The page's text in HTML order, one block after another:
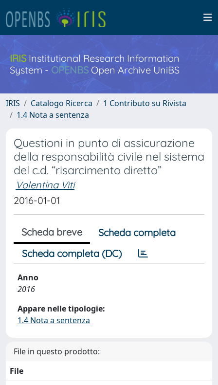
IRISInstitutional Research Information
System - OPENBS Open Archive UniBS
IRIS Catalogo Ricerca
1 Contributo su Rivista
1.4 Nota a sentenza
Questioni in punto di assicurazione
della responsabilità civile nel sistema
del c.d. “risarcimento diretto”
Valentina Viti
2016-01-01
Scheda breve
Scheda completa
Scheda completa (DC)
Anno
2016
Appare nelle tipologie:
1.4 Nota a sentenza
File in questo prodotto:
File